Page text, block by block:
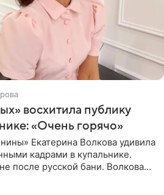
восхитила публику
«Очень горячо»
Екатерина Волкова удивила
кадрами в купальнике.
после русской бани. Волкова